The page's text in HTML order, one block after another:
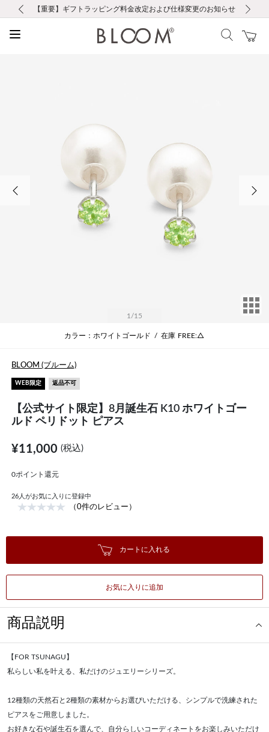
お修理・アフターサービスのご案内
【重要】令和８年熊本地震に伴う集配への影響について
【重要】ギフトラッピング料金改定および仕様変更のお知らせ
【重要】夏季休業の営業についてのご案内
税込5,500円以上で送料無料｜最短24時間以内に発送
新規会員登録で1000ポイントプレゼント！
新規LINE友だち登録で500円クーポンプレゼント
会員限定！レビュー投稿で100ポイントプレゼント
お修理・アフターサービスのご案内
【重要】令和８年熊本地震に伴う集配への影響について
1 /15
カラー：ホワイトゴールド / 在庫 FREE:△
BLOOM (ブルーム)
WEB限定 返品不可
【公式サイト限定】8月誕生石 K10 ホワイトゴー
ルド ペリドット ピアス
¥11,000(税込)
0ポイント還元
26 人がお気に入りに登録中
（0件のレビュー）
カートに入れる
お気に入りに追加
商品説明
【FOR TSUNAGU】
私らしい私を叶える、私だけのジュエリーシリーズ。
12種類の天然石と2種類の素材からお選びいただける、シンプルで洗練された
ピアスをご用意しました。
お好きな石や誕生石を選んで、自分らしいコーディネートをお楽しみいただけ